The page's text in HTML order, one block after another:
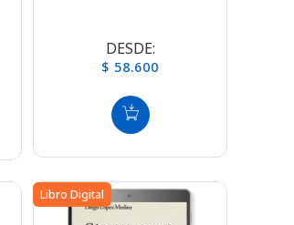
DESDE:
$ 58.600
Libro Digital